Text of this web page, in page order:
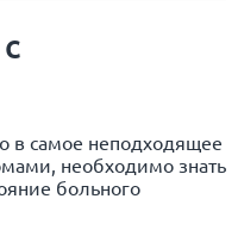
в самое неподходящее
необходимо знать
больного